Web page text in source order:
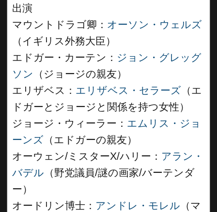
出演
マウントドラゴ卿： オーソン・ウェルズ
（イギリス外務大臣）
エドガー・カーテン： ジョン・グレッグ
ソン
（ジョージの親友）
エリザベス： エリザベス・セラーズ （エ
ドガーとジョージと関係を持つ女性）
ジョージ・ウィーラー： エムリス・ジョ
ーンズ （エドガーの親友）
オーウェン/ミスターX/ハリー： アラン・
バデル （野党議員/謎の画家/バーテンダ
ー）
オードリン博士： アンドレ・モレル （マ